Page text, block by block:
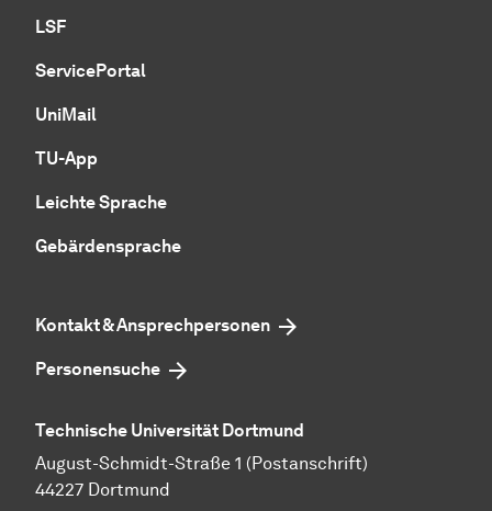
LSF
ServicePortal
UniMail
TU-App
Leichte Sprache
Gebärdensprache
Kontakt & Ansprechpersonen
Personensuche
Technische Universität Dortmund
August-Schmidt-Straße 1 (Postanschrift)
44227 Dortmund